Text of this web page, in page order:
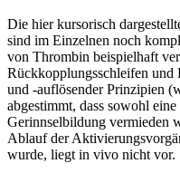
Die hier kursorisch
sind im Einzelnen noch
von Thrombin beispielhaft
Rückkopplungsschleifen und
und -auflösender Prinzipien
abgestimmt, dass sowohl
Gerinnselbildung vermieden
Ablauf der
wurde, liegt in vivo nicht vor.